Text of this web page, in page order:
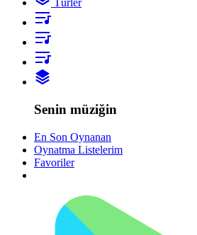
Türler
Senin müziğin
En Son Oynanan
Oynatma Listelerim
Favoriler